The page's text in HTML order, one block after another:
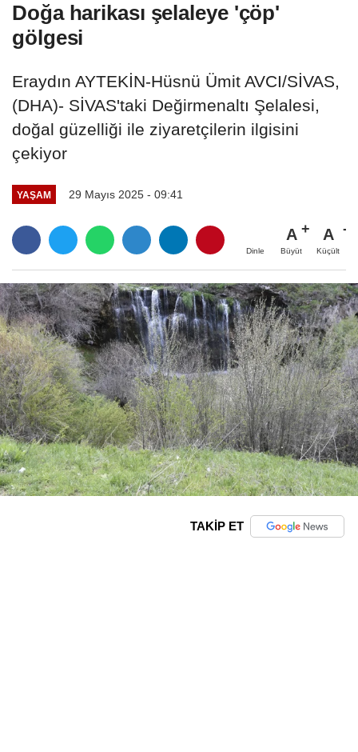
Doğa harikası şelaleye 'çöp'
gölgesi
Eraydın AYTEKİN-Hüsnü Ümit AVCI/SİVAS,
(DHA)- SİVAS'taki Değirmenaltı Şelalesi,
doğal güzelliği ile ziyaretçilerin ilgisini
çekiyor
YAŞAM 29 Mayıs 2025 - 09:41
Dinle
A
Büyüt
A
Küçült
TAKİP ET